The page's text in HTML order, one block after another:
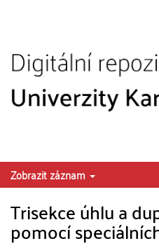
Zobrazit záznam
Trisekce úhlu a
pomocí